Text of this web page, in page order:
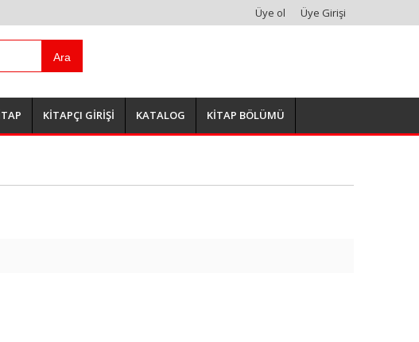
Üye ol Üye Girişi
Ara
KİTAPÇI GİRİŞİ KATALOG KİTAP BÖLÜMÜ